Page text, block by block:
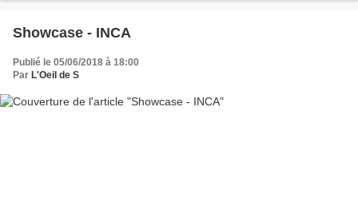
Showcase - INCA
Publié le 05/06/2018 à 18:00
Par L'Oeil de S